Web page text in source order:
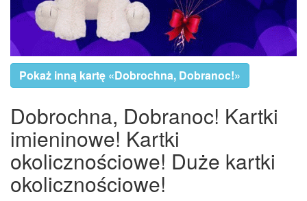
Pokaż inną kartę «Dobrochna, Dobranoc!»
Dobrochna, Dobranoc! Kartki
imieninowe! Kartki
okolicznościowe! Duże kartki
okolicznościowe!